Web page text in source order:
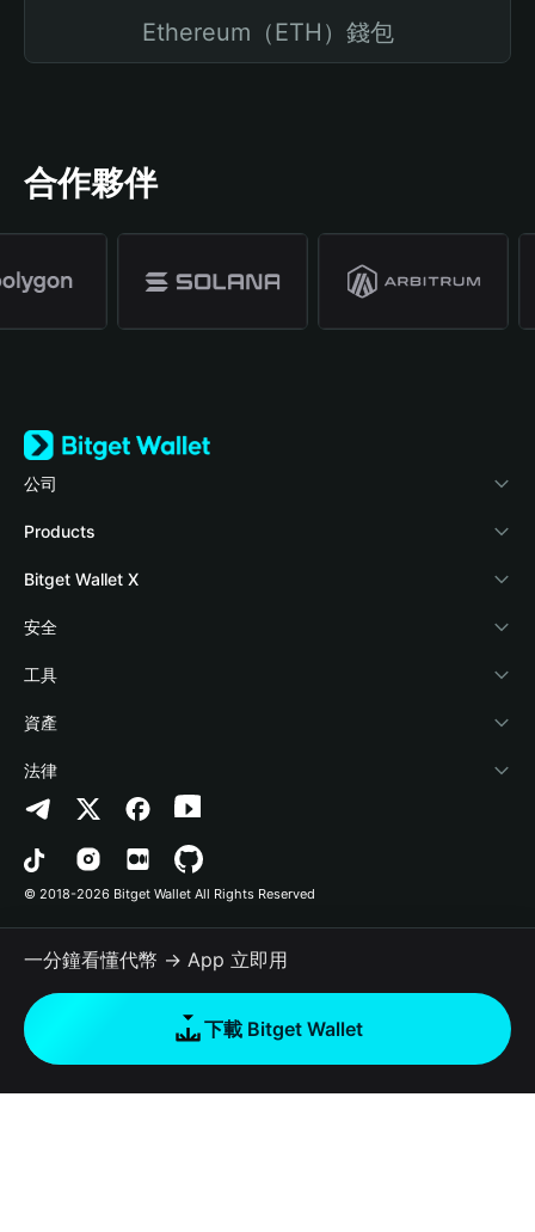
Ethereum（ETH）錢包
合作夥伴
公司
關於 Bitget Wallet
部落格
學院
加密資訊
幫助中心
‌聯繫我們
品牌資源
工作機會
Products
Crypto Card
Stablecoin Earn
Payfi Crypto
Crypto Swap API
Altcoin Season Index
Prediction Markets
DApp
RWA
如何購買加密貨幣
Bitget Wallet X
開發者文件
連接錢包
Bitget Wallet Pay
合作上架
安全
風險保障基金
安全防護技術
工具
快捷買幣
授權檢測
合約檢測
批次轉帳
資產
Arbitrum
Avalanche
Bitcoin
Polygon
法律
隱私協議
用戶使用協議
© 2018-2026 Bitget Wallet All Rights Reserved
一分鐘看懂代幣 → App 立即用
下載 Bitget Wallet